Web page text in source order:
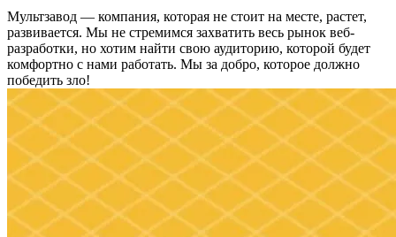
Мультзавод — компания, которая не стоит на месте, растет,
развивается. Мы не стремимся захватить весь рынок веб-
разработки, но хотим найти свою аудиторию, которой будет
комфортно с нами работать. Мы за добро, которое должно
победить зло!